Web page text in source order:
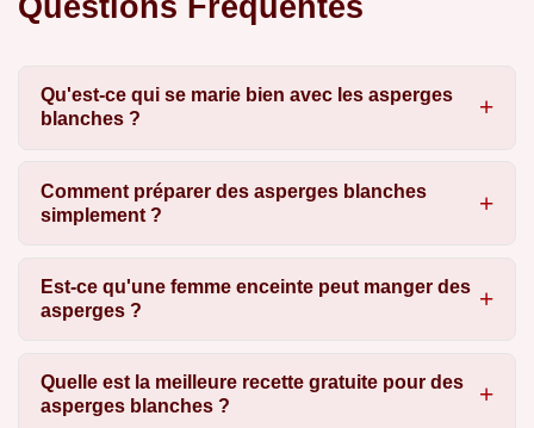
Qu'est-ce qui se marie bien avec les asperges
blanches ?
Comment préparer des asperges blanches
simplement ?
Est-ce qu'une femme enceinte peut manger des
asperges ?
Quelle est la meilleure recette gratuite pour des
asperges blanches ?